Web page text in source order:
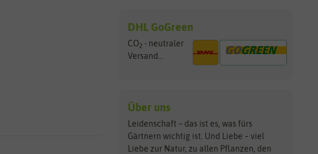
DHL GoGreen
CO2 - neutraler
Versand...
Über uns
Leidenschaft – das ist es, was fürs
Gärtnern wichtig ist. Und Liebe – viel
Liebe zur Natur, zu allen Pflanzen, den